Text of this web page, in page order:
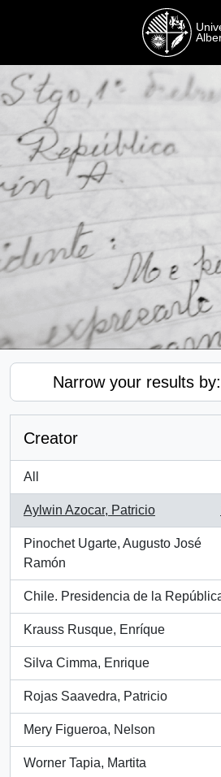
Narrow your results by:
Creator
All
Aylwin Azocar, Patricio
, 1381 results
Pinochet Ugarte, Augusto José
Ramón
, 5 results
Chile. Presidencia de la
, 5 results
Krauss Rusque, Enríque
, 4 results
Silva Cimma, Enrique
, 3 results
Rojas Saavedra, Patricio
, 3 results
Mery Figueroa, Nelson
, 3 results
Worner Tapia, Martita
, 3 results